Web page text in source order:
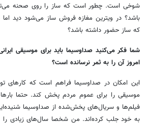
شوخی است. چطور است که ساز را روی صحنه می‌توان
باشد؟ در ویترین مغازه فروش ساز می‌شود دید اما
که ساز حضور داشته باشد؟
شما فکر می‌کنید صداوسیما باید برای موسیقی
امروز آن را به ثمر نرسانده است؟
این امکان در صداوسیما فراهم است که کارهای
موسیقی را برای عموم مردم پخش کند. حتما بارها
فیلم‌ها و سریال‌های پخش‌شده از صداوسیما
به خود جلب کرده‌اند. من شخصا سال‌های زیادی را